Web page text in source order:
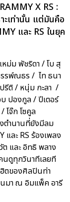
X RS :
ะเท่านั้น แต่มันคือ
และ RS ในยุค
ม่ม พัชริดา / โบ สุ
รพ์ณธร / ไท ธนา
รีติ / หนุ่ม กะลา /
ปองกูล / ปีเตอร์
โจ๊ก โซคูล
ตำนานที่ยังมีลม
และ RS ร้องเพลง
ต และ อิทธิ พลาง
ดูทุกวินาทีเลยที
ฮิตของศิลปินท่า
นมา ณ อิมแพ็ค อารี